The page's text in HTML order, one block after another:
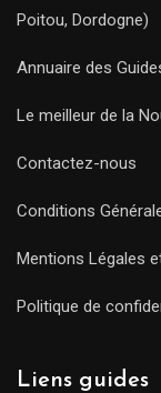
Poitou, Dordogne)
Annuaire des
Le meilleur de la
Contactez-nous
Conditions
Mentions Légales
Politique de
Liens guides